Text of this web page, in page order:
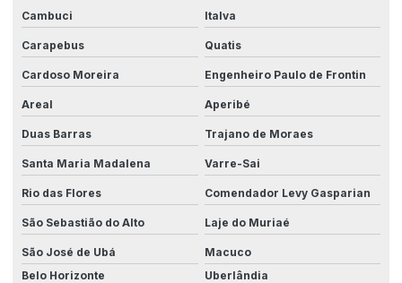
Maquina de automação industrial
Máquina automatizada
Máquinas para aumento de eficiência
Máquinas de automação customizadas
Máquinas especiais para indústria
Mecanização e automação
Melhoria na produtividade industrial
Mercado de automação industrial
Modernização elétrica para fábricas
Cambuci Italva
Carapebus Quatis
Cardoso Moreira Engenheiro Paulo de Frontin
Areal Aperibé
Duas Barras Trajano de Moraes
Santa Maria Madalena Varre-Sai
Rio das Flores Comendador Levy Gasparian
São Sebastião do Alto Laje do Muriaé
São José de Ubá
Macuco
Belo Horizonte
Uberlândia